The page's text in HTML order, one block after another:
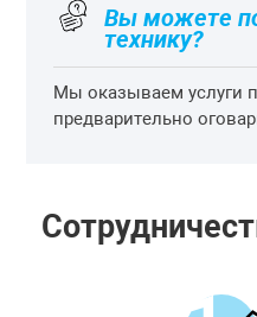
Вы можете
технику?
Мы оказываем услуги
предварительно